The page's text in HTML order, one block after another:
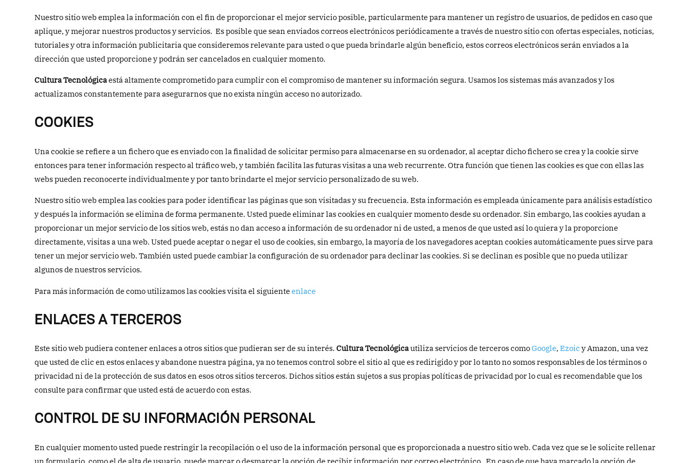
Nuestro sitio web emplea la información con el fin de proporcionar el mejor servicio posible, particularmente para mantener un registro de usuarios, de pedidos en caso que
aplique, y mejorar nuestros productos y servicios. Es posible que sean enviados correos electrónicos periódicamente a través de nuestro sitio con ofertas especiales, noticias,
tutoriales y otra información publicitaria que consideremos relevante para usted o que pueda brindarle algún beneficio, estos correos electrónicos serán enviados a la
dirección que usted proporcione y podrán ser cancelados en cualquier momento.
Cultura Tecnológicaestá altamente comprometido para cumplir con el compromiso de mantener su información segura. Usamos los sistemas más avanzados y los
actualizamos constantemente para asegurarnos que no exista ningún acceso no autorizado.
COOKIES
Una cookie se refiere a un fichero que es enviado con la finalidad de solicitar permiso para almacenarse en su ordenador, al aceptar dicho fichero se crea y la cookie sirve
entonces para tener información respecto al tráfico web, y también facilita las futuras visitas a una web recurrente. Otra función que tienen las cookies es que con ellas las
webs pueden reconocerte individualmente y por tanto brindarte el mejor servicio personalizado de su web.
Nuestro sitio web emplea las cookies para poder identificar las páginas que son visitadas y su frecuencia. Esta información es empleada únicamente para análisis estadístico
y después la información se elimina de forma permanente. Usted puede eliminar las cookies en cualquier momento desde su ordenador. Sin embargo, las cookies ayudan a
proporcionar un mejor servicio de los sitios web, estás no dan acceso a información de su ordenador ni de usted, a menos de que usted así lo quiera y la proporcione
directamente, visitas a una web. Usted puede aceptar o negar el uso de cookies, sin embargo, la mayoría de los navegadores aceptan cookies automáticamente pues sirve para
tener un mejor servicio web. También usted puede cambiar la configuración de su ordenador para declinar las cookies. Si se declinan es posible que no pueda utilizar
algunos de nuestros servicios.
Para más información de como utilizamos las cookies visita el siguienteenlace
ENLACES A TERCEROS
Este sitio web pudiera contener enlaces a otros sitios que pudieran ser de su interés.Cultura Tecnológicautiliza servicios de terceros comoGoogle,Ezoicy Amazon, una vez
que usted de clic en estos enlaces y abandone nuestra página, ya no tenemos control sobre el sitio al que es redirigido y por lo tanto no somos responsables de los términos o
privacidad ni de la protección de sus datos en esos otros sitios terceros. Dichos sitios están sujetos a sus propias políticas de privacidad por lo cual es recomendable que los
consulte para confirmar que usted está de acuerdo con estas.
CONTROL DE SU INFORMACIÓN PERSONAL
En cualquier momento usted puede restringir la recopilación o el uso de la información personal que es proporcionada a nuestro sitio web. Cada vez que se le solicite rellenar